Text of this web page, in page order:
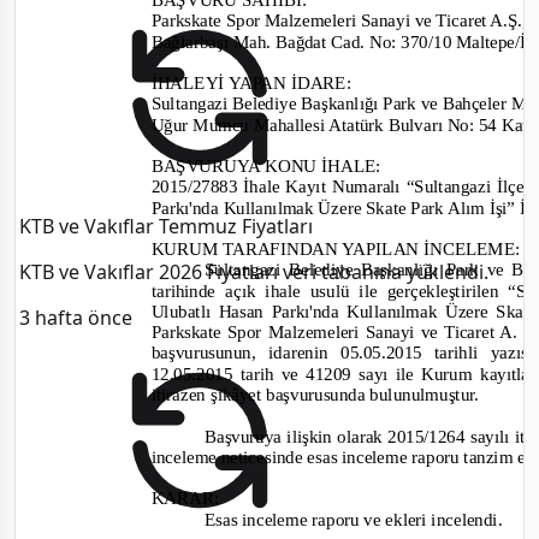
KTB ve Vakıflar Temmuz Fiyatları
KTB ve Vakıflar 2026 Fiyatları veri tabanına yüklendi.
3 hafta önce
Parkskate Spor Malzemeleri Sanayi ve Ticaret A.Ş.,
Bağlarbaşı Mah. Bağdat Cad. No: 370/10 Maltepe/
İHALEYİ YAPAN İDARE:
Sultangazi Belediye Başkanlığı Park ve Bahçeler
Uğur Mumcu Mahallesi Atatürk Bulvarı No: 54
BAŞVURUYA KONU İHALE:
2015/27883 İhale Kayıt Numaralı “Sultangazi
Parkı'nda Kullanılmak Üzere Skate Park Alım İşi”
KURUM TARAFINDAN YAPILAN İNCELEME:
Sultangazi Belediye Başkanlığı Park ve
tarihinde açık ihale usulü ile gerçekleştirilen
Ulubatlı Hasan Parkı'nda Kullanılmak Üzere
Parkskate Spor Malzemeleri Sanayi ve Ticaret A.
başvurusunun, idarenin 05.05.2015 tarihli
12.05.2015 tarih ve 41209 sayı ile Kurum
itirazen şikâyet başvurusunda bulunulmuştur.
Başvuruya ilişkin olarak 2015/1264 sayılı
inceleme neticesinde esas inceleme raporu tanzim
KARAR:
Esas inceleme raporu ve ekleri incelendi.